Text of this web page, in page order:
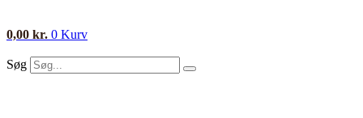
0,00 kr. 0 Kurv
Søg